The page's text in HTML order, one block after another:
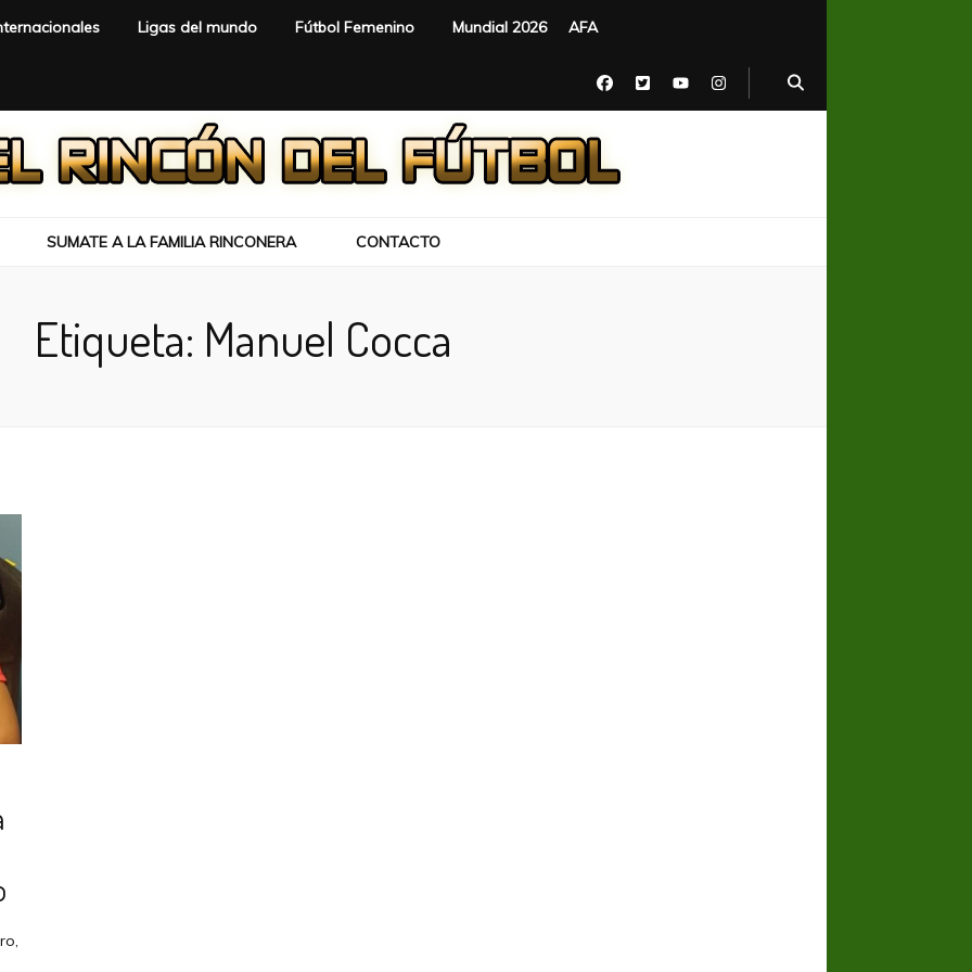
Ligas del mundo Fútbol Femenino Mundial 2026 AFA
SUMATE A LA FAMILIA RINCONERA CONTACTO
Etiqueta: Manuel Cocca